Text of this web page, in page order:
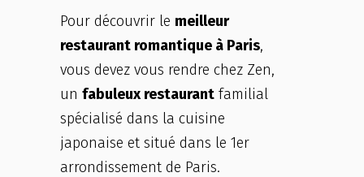
Pour découvrir le meilleur
restaurant romantique à Paris,
vous devez vous rendre chez Zen,
un fabuleux restaurant familial
spécialisé dans la cuisine
japonaise et situé dans le 1er
arrondissement de Paris.